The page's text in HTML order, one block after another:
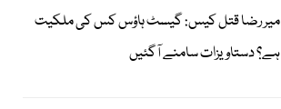
میر رضا قتل کیس: گیسٹ ہاؤس کس کی ملکیت
ہے؟ دستاویزات سامنے آگئیں